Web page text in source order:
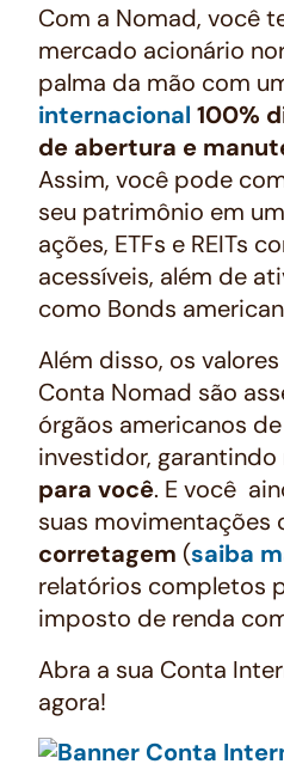
Com a Nomad, você
mercado acionário
palma da mão com
internacional 100%
de abertura e
Assim, você pode
seu patrimônio em
ações, ETFs e REITs
acessíveis, além de
como Bonds
Além disso, os
Conta Nomad são
órgãos americanos
investidor, garantindo
para você. E você
suas movimentações
corretagem (saiba
relatórios completos
imposto de renda
Abra a sua Conta
agora!